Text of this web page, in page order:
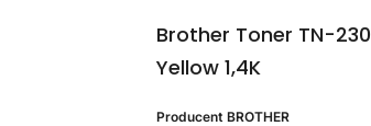
Brother Toner TN-230
Yellow 1,4K
Producent BROTHER